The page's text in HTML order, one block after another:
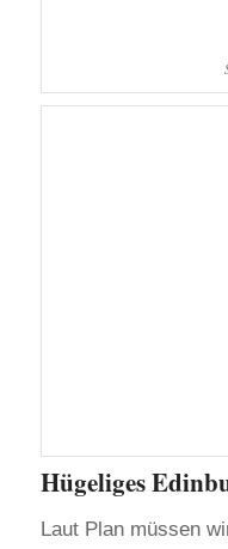
Hügeliges
Laut Plan müssen